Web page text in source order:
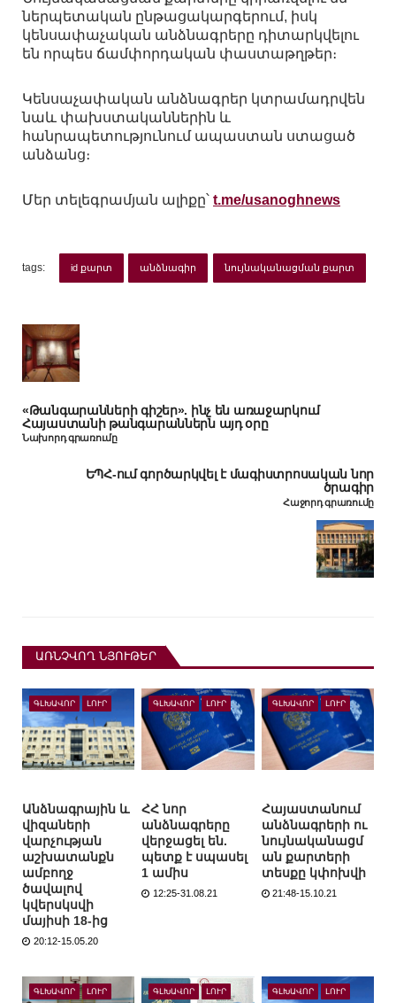
ներպետական ընթացակարգերում, իսկ
կենսափաչական անձնագրերը դիտարկվելու
են որպես ճամփորդական փաստաթղթեր։
Կենսաչափական անձնագրեր կտրամադրվեն
նաև փախստականներին և
հանրապետությունում ապաստան ստացած
անձանց։
Մեր տելեգրամյան ալիքը՝ t.me/usanoghnews
tags: id քարտ անձնագիր նույնականացման քարտ
«Թանգարանների գիշեր». ինչ են առաջարկում
Հայաստանի թանգարաններն այդ օրը
Նախորդ գրառումը
ԵՊՀ-ում գործարկվել է մագիստրոսական նոր
ծրագիր
Հաջորդ գրառումը
ԱՌՆՉՎՈՂ ՆՅՈՒԹԵՐ
ԳԼԽԱՎՈՐ ԼՈՒՐ
Անձնագրային և
վիզաների
վարչության
աշխատանքն
ամբողջ
ծավալով
կվերսկսվի
մայիսի 18-ից
20:12-15.05.20
ԳԼԽԱՎՈՐ ԼՈՒՐ
ՀՀ նոր
անձնագրերը
վերջացել են.
պետք է սպասել
1 ամիս
12:25-31.08.21
ԳԼԽԱՎՈՐ ԼՈՒՐ
Հայաստանում
անձնագրերի ու
նույնականացմ
ան քարտերի
տեսքը կփոխվի
21:48-15.10.21
ԳԼԽԱՎՈՐ ԼՈՒՐ ԳԼԽԱՎՈՐ ԼՈՒՐ ԳԼԽԱՎՈՐ ԼՈՒՐ